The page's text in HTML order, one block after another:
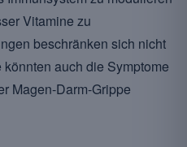
Vitamine zu
beschränken sich nicht
auch die Symptome
Magen-Darm-Grippe